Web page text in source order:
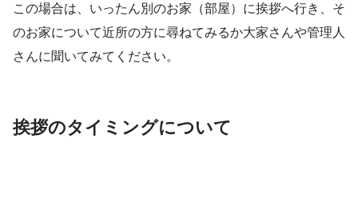
この場合は、いったん別のお家（部屋）に挨拶へ行き、そ
のお家について近所の方に尋ねてみるか大家さんや管理人
さんに聞いてみてください。
挨拶のタイミングについて